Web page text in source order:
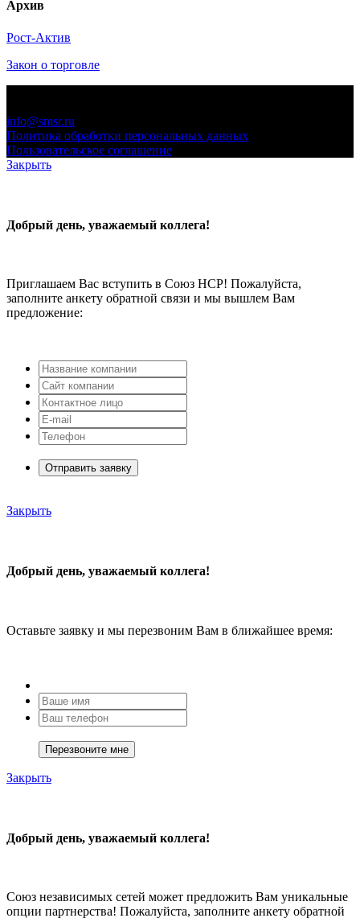
Архив
Рост-Актив
Закон о торговле
info@smsr.ru
Политика обработки персональных данных
Пользовательское соглашение
Закрыть
Добрый день, уважаемый коллега!
Приглашаем Вас вступить в Союз НСР! Пожалуйста,
заполните анкету обратной связи и мы вышлем Вам
предложение:
Отправить заявку
Закрыть
Добрый день, уважаемый коллега!
Оставьте заявку и мы перезвоним Вам в ближайшее время:
Закрыть
Добрый день, уважаемый коллега!
Союз независимых сетей может предложить Вам уникальные
опции партнерства! Пожалуйста, заполните анкету обратной